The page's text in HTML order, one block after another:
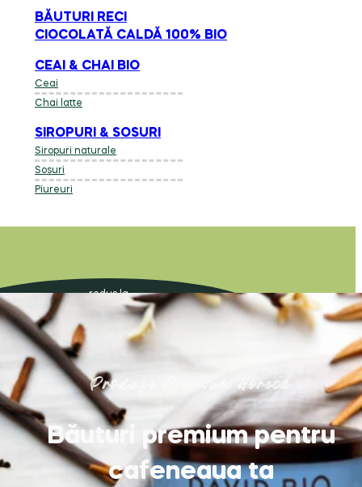
BĂUTURI RECI
CIOCOLATĂ CALDĂ 100% BIO
CEAI & CHAI BIO
Ceai
Chai latte
SIROPURI & SOSURI
Siropuri naturale
Sosuri
Piureuri
Produse Premium Horeca
Băuturi premium pentru
cafeneaua ta
redus la
55 lei